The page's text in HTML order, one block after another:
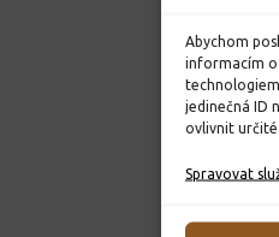
Abychom
informacím o
jedinečná ID
ovlivnit určité
Spravovat